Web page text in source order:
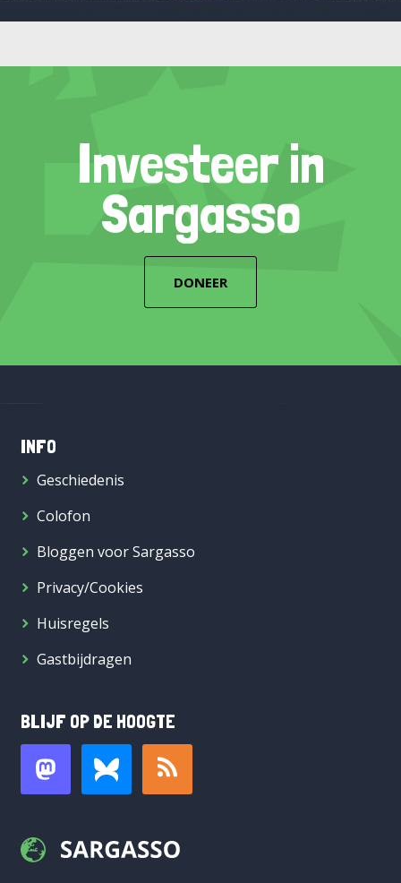
Investeer in
Sargasso
DONEER
INFO
Geschiedenis
Colofon
Bloggen voor Sargasso
Privacy/Cookies
Huisregels
Gastbijdragen
BLIJF OP DE HOOGTE